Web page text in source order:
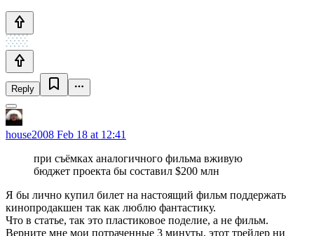
Reply
house2008 Feb 18 at 12:41
при съёмках аналогичного фильма вживую
бюджет проекта бы составил $200 млн
Я бы лично купил билет на настоящий фильм поддержать
кинопродакшен так как люблю фантастику.
Что в статье, так это пластиковое поделие, а не фильм.
Верните мне мои потраченные 3 минуты, этот трейлер ни